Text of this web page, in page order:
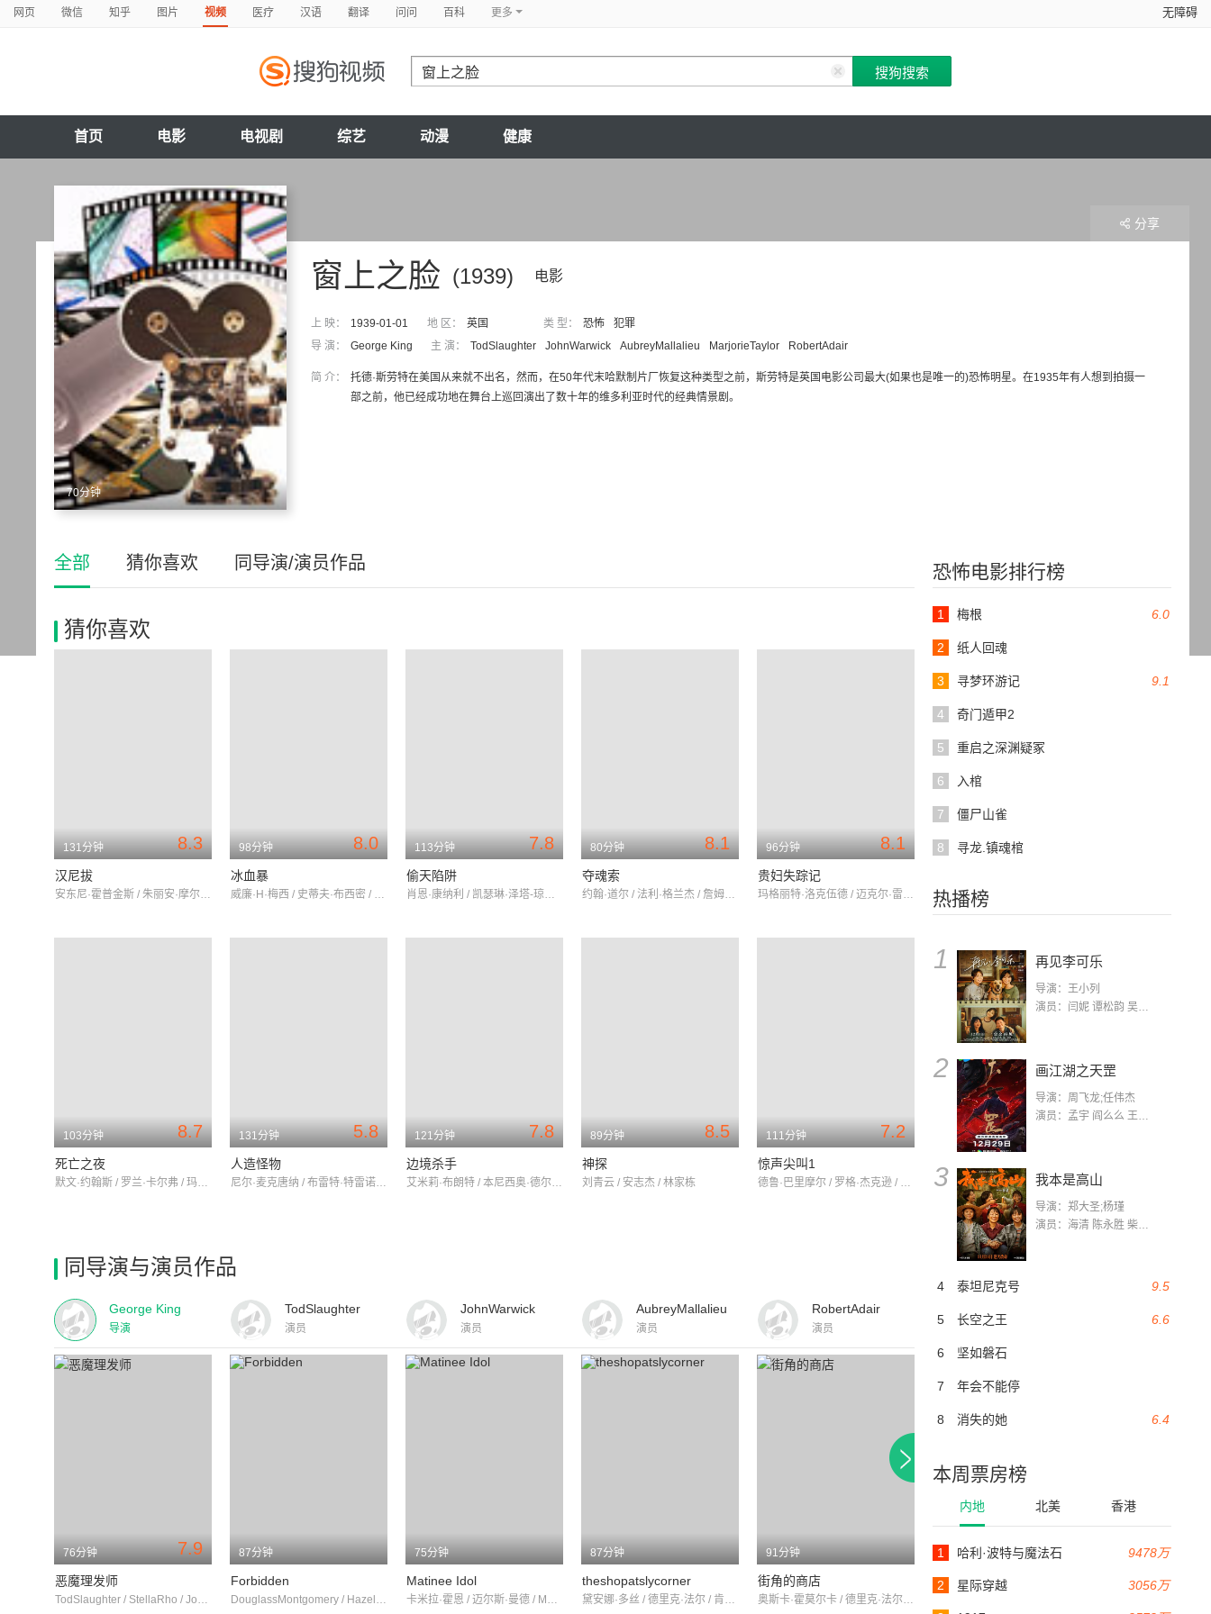
网页 微信 知乎 图片 视频 医疗 汉语 翻译 问问 百科 更多 无障碍
首页 电影 电视剧 综艺 动漫 健康
70分钟
(1939) 电影
窗上之脸
上 映： 1939-01-01 地 区： 英国 类 型： 恐怖
犯罪
导 演：
George King 主 演： TodSlaughter JohnWarwick AubreyMallalieu MarjorieTaylor RobertAdair
简 介：
托德·斯劳特在美国从来就不出名，然而，在50年代末哈默制片厂恢复这种类型之前，斯劳特是英国电影公司最大(如果也是唯一的)恐怖明星。在1935年有人想到拍摄一
部之前，他已经成功地在舞台上巡回演出了数十年的维多利亚时代的经典情景剧。
分享
恐怖电影排行榜
6.0
1 梅根
2 纸人回魂
9.1
3 寻梦环游记
4 奇门遁甲2
5 重启之深渊疑冢
6 入棺
7 僵尸山雀
8 寻龙.镇魂棺
热播榜
1 再见李可乐
导演：王小列
演员：闫妮 谭松韵 吴京 蒋龙 赵小棠 冯雷 李虎城 平安 小七 小可乐
2 画江湖之天罡
导演：周飞龙;任伟杰
演员：孟宇 阎么么 王凯 郭政建 阎萌萌 杨默 高枫 齐斯伽 刘芊含 马程
3 我本是高山
导演：郑大圣;杨瑾
演员：海清 陈永胜 柴烨 王玥婷 万国鹏 美朵达瓦 赵瑞婷 罗解艳 郭莉娜 潘家艳
9.5
4 泰坦尼克号
6.6
5 长空之王
6 坚如磐石
7 年会不能停
6.4
8 消失的她
本周票房榜
内地 北美 香港
9478万
1 哈利·波特与魔法石
3056万
2 星际穿越
全部 猜你喜欢 同导演/演员作品
猜你喜欢
8.3
131分钟
汉尼拔
安东尼·霍普金斯 / 朱丽安·摩尔 / 加里·奥德曼
8.0
98分钟
冰血暴
威廉·H·梅西 / 史蒂夫·布西密 / 彼得·斯特曼
7.8
113分钟
偷天陷阱
肖恩·康纳利 / 凯瑟琳·泽塔-琼斯 / 文·瑞姆斯
8.1
80分钟
夺魂索
约翰·道尔 / 法利·格兰杰 / 詹姆斯·斯图尔特
8.1
96分钟
贵妇失踪记
玛格丽特·洛克伍德 / 迈克尔·雷德格瑞夫 / 保罗·卢卡斯
8.7
103分钟
死亡之夜
默文·约翰斯 / 罗兰·卡尔弗 / 玛丽·梅罗尔
5.8
131分钟
人造怪物
尼尔·麦克唐纳 / 布雷特·特雷诺 / 乔斯·罗赛特
7.8
121分钟
边境杀手
艾米莉·布朗特 / 本尼西奥·德尔·托罗 / 乔什·布洛林
8.5
89分钟
神探
刘青云 / 安志杰 / 林家栋
7.2
111分钟
惊声尖叫1
德鲁·巴里摩尔 / 罗格·杰克逊 / 内芙·坎贝尔
同导演与演员作品
George King
导演
TodSlaughter
演员
JohnWarwick
演员
AubreyMallalieu
演员
RobertAdair
演员
7.9
76分钟
恶魔理发师
TodSlaughter / StellaRho / JohnSinger
87分钟
Forbidden
DouglassMontgomery / HazelCourt / PatriciaBurke
75分钟
Matinee Idol
卡米拉·霍恩 / 迈尔斯·曼德 / MargueriteAllan
87分钟
theshopatslycorner
黛安娜·多丝 / 德里克·法尔 / 肯尼思·格里菲思
91分钟
街角的商店
奥斯卡·霍莫尔卡 / 德里克·法尔 / 穆瑞尔·帕弗洛
69分钟
crimesatthedarkhouse
85分钟
tomorrowwelive